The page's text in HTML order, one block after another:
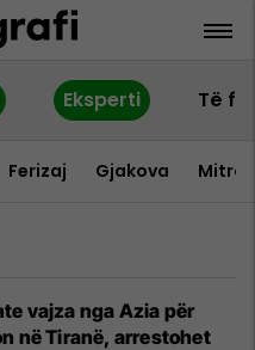
Eksperti Të
Ferizaj Gjakova
vajza nga Azia për
në Tiranë, arrestohet